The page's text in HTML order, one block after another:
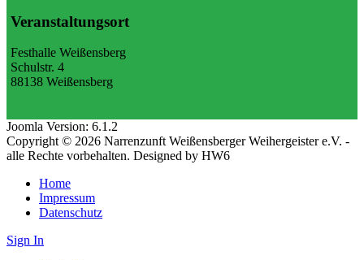
Veranstaltungsort
Festhalle Weißensberg
Schulstr. 4
88138 Weißensberg
Joomla Version: 6.1.2
Copyright © 2026 Narrenzunft Weißensberger Weihergeister e.V. -
alle Rechte vorbehalten. Designed by HW6
Home
Impressum
Datenschutz
Sign In